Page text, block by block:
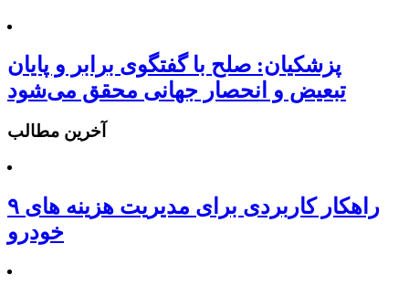
پزشکیان: صلح با گفتگوی برابر و پایان
تبعیض و انحصار جهانی محقق می‌شود
آخرین مطالب
۹ راهکار کاربردی برای مدیریت هزینه های
خودرو